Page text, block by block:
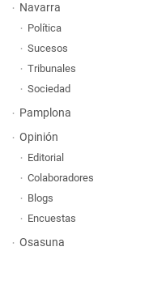
Navarra
Política
Sucesos
Tribunales
Sociedad
Pamplona
Opinión
Editorial
Colaboradores
Blogs
Encuestas
Osasuna